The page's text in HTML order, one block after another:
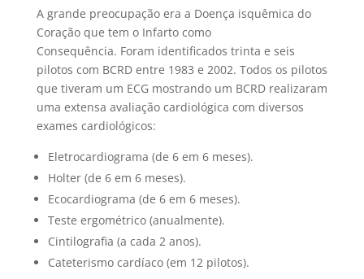
A grande preocupação era a Doença isquêmica do
Coração que tem o Infarto como
Consequência. Foram identificados trinta e seis
pilotos com BCRD entre 1983 e 2002. Todos os pilotos
que tiveram um ECG mostrando um BCRD realizaram
uma extensa avaliação cardiológica com diversos
exames cardiológicos:
Eletrocardiograma (de 6 em 6 meses).
Holter (de 6 em 6 meses).
Ecocardiograma (de 6 em 6 meses).
Teste ergométrico (anualmente).
Cintilografia (a cada 2 anos).
Cateterismo cardíaco (em 12 pilotos).